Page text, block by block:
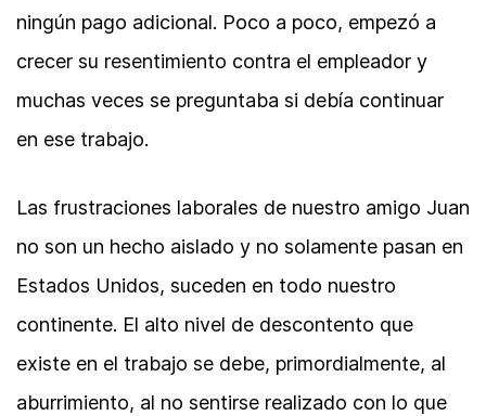
ningún pago adicional. Poco a poco, empezó a
crecer su resentimiento contra el empleador y
muchas veces se preguntaba si debía continuar
en ese trabajo.
Las frustraciones laborales de nuestro amigo Juan
no son un hecho aislado y no solamente pasan en
Estados Unidos, suceden en todo nuestro
continente. El alto nivel de descontento que
existe en el trabajo se debe, primordialmente, al
aburrimiento, al no sentirse realizado con lo que